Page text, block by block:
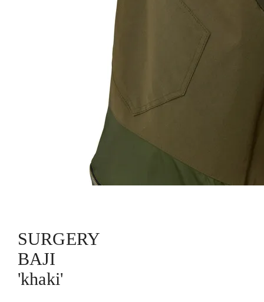
SURGERY
BAJI
'khaki'